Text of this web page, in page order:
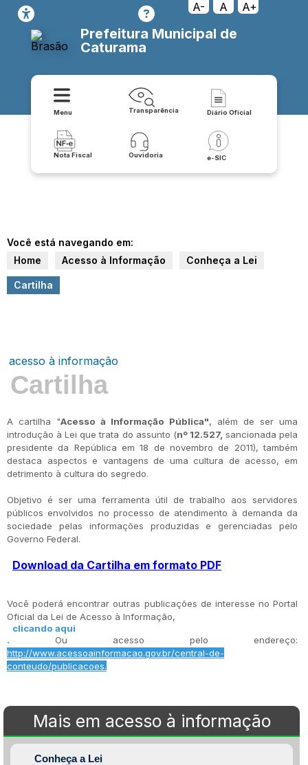
A- A A+
Prefeitura Municipal de
Caturama
Menu Transparência Diário Oficial
Nota Fiscal Ouvidoria e-SIC
Você está navegando em:
Home
Acesso à Informação Conheça a Lei
Cartilha
acesso à informação
Cartilha
A cartilha "Acesso à Informação Pública", além de ser uma
introdução à Lei que trata do assunto (nº 12.527, sancionada pela
presidente da República em 18 de novembro de 2011), também
destaca aspectos e vantagens de uma cultura de acesso, em
detrimento à cultura do segredo.
Objetivo é ser uma ferramenta útil de trabalho aos servidores
públicos envolvidos no processo de atendimento à demanda da
sociedade pelas informações produzidas e gerenciadas pelo
Governo Federal.
Download da Cartilha em formato PDF
Você poderá encontrar outras publicações de interesse no Portal
Oficial da Lei de Acesso à Informação,
clicando aqui
. Ou acesso pelo endereço:
http://www.acessoainformacao.gov.br/central-de-
conteudo/publicacoes.
Mais em acesso à informação
Conheça a Lei